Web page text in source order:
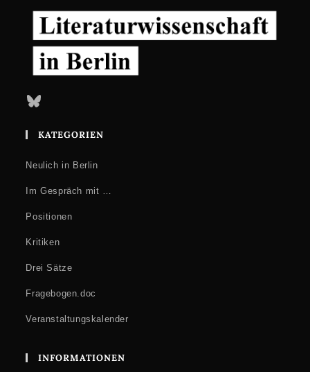
Bluesky
KATEGORIEN
Neulich in Berlin
Im Gespräch mit …
Positionen
Kritiken
Drei Sätze
Fragebogen.doc
Veranstaltungskalender
INFORMATIONEN